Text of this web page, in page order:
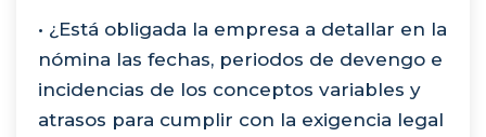
• ¿Está obligada la empresa a detallar en la
nómina las fechas, periodos de devengo e
incidencias de los conceptos variables y
atrasos para cumplir con la exigencia legal